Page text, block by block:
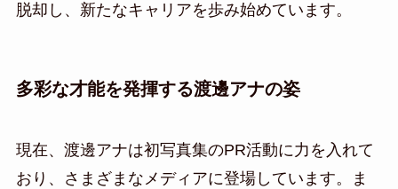
脱却し、新たなキャリアを歩み始めています。
多彩な才能を発揮する渡邊アナの姿
現在、渡邊アナは初写真集のPR活動に力を入れて
おり、さまざまなメディアに登場しています。ま